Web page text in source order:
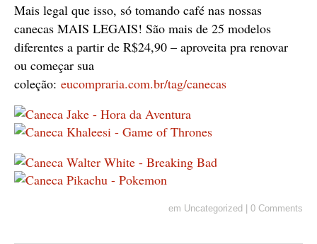
Mais legal que isso, só tomando café nas nossas
canecas MAIS LEGAIS! São mais de 25 modelos
diferentes a partir de R$24,90 – aproveita pra renovar
ou começar sua
coleção: eucompraria.com.br/tag/canecas
em Uncategorized 0 Comments